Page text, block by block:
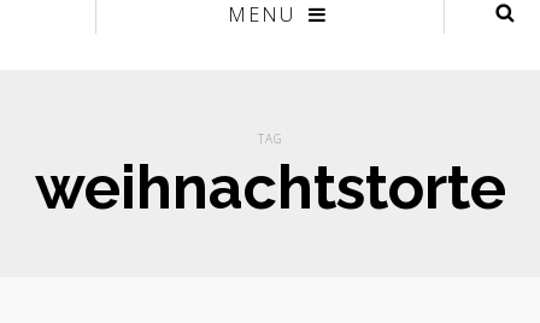
MENU
TAG
weihnachtstorte